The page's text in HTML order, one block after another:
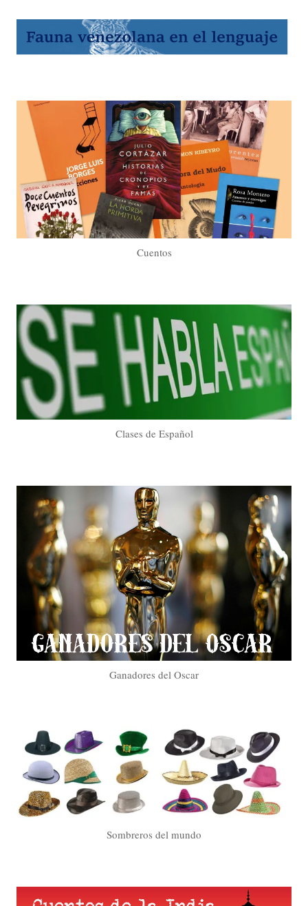
Cuentos
Clases de Español
Ganadores del Oscar
Sombreros del mundo